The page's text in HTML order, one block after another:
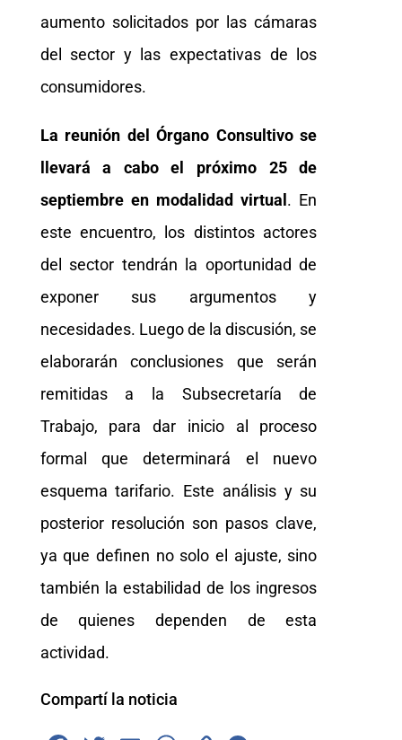
aumento solicitados por las cámaras
del sector y las expectativas de los
consumidores.
La reunión del Órgano Consultivo se
llevará a cabo el próximo 25 de
septiembre en modalidad virtual . En
este encuentro, los distintos actores
del sector tendrán la oportunidad de
exponer sus argumentos y
necesidades. Luego de la discusión, se
elaborarán conclusiones que serán
remitidas a la Subsecretaría de
Trabajo, para dar inicio al proceso
formal que determinará el nuevo
esquema tarifario. Este análisis y su
posterior resolución son pasos clave,
ya que definen no solo el ajuste, sino
también la estabilidad de los ingresos
de quienes dependen de esta
actividad.
Compartí la noticia